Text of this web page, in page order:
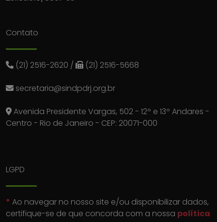
Contato
(21) 2516-2620 / (21) 2516-5668
secretaria@sindpdrj.org.br
Avenida Presidente Vargas, 502 - 12º e 13º Andares -
Centro - Rio de Janeiro - CEP: 20071-000
LGPD
* Ao navegar no nosso site e/ou disponibilizar dados,
certifique-se de que concorda com a nossa política